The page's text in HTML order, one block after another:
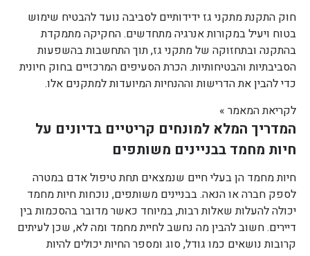
חוק התקנת מתקני גז ידידותיים לסביבה נועד להבטיח שימוש
בטוח ויעיל במקורות אנרגיה מתחדשים. החקיקה מתמקדת
בהתקנה ובתחזוקה של מתקני גז, תוך התחשבות בהשפעות
הסביבתיות והבטיחותיות. הכרת הסעיפים המרכזיים בחוק חיונית
כדי להבין את הדרישות וההנחיות המיועדות למתקנים אלו.
לקריאת המאמר »
המדריך המלא למונחים קריטיים בדיונים על
חיות מחמד בבניינים משותפים
חיות מחמד הן בעלי חיים שנמצאים תחת טיפול אדם במטרה
לספק חברה או הנאה. בבניינים משותפים, נוכחות חיות מחמד
יכולה להעלות שאלות רבות, במיוחד כאשר מדובר בהסכמות בין
דיירים. חשוב להבין מה נחשב לחיית מחמד ומה לא, שכן לעיתים
קרובות נושאים כמו גודל, סוג ומספר החיות יכולים להיות